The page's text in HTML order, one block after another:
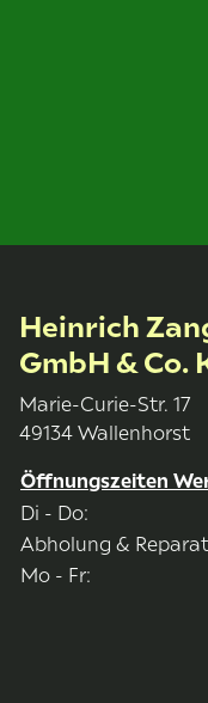
Heinrich
GmbH & Co.
Marie-Curie-Str. 17
49134 Wallenhorst
Öffnungszeiten
Di - Do:
Abholung &
Mo - Fr: